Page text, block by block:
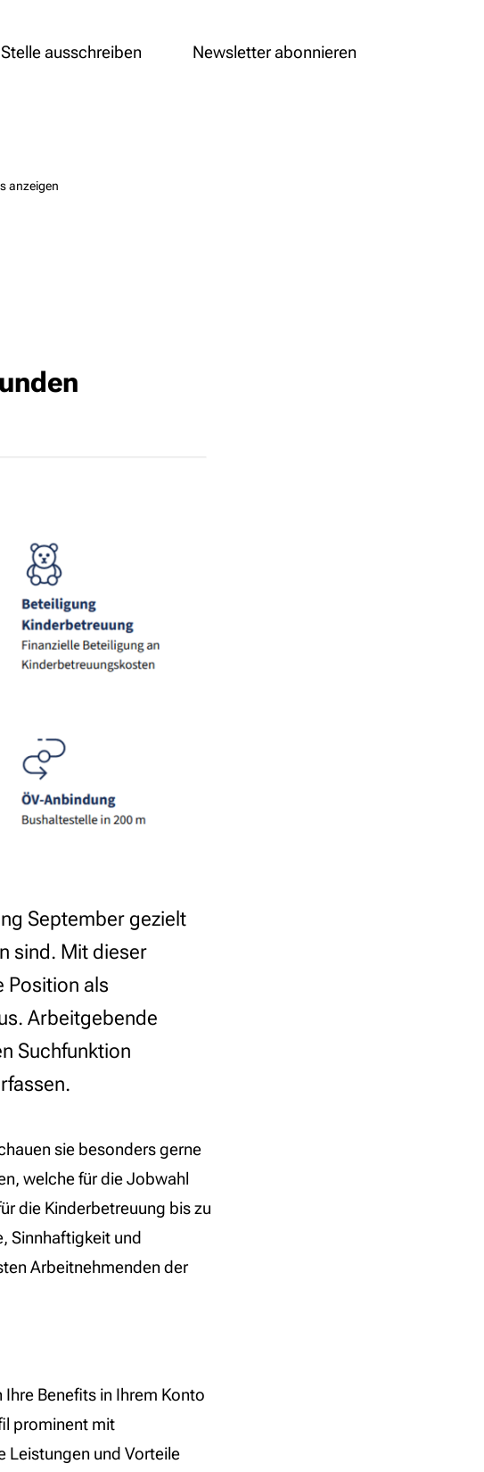
Stelle ausschreiben Newsletter abonnieren
anzeigen
September gezielt
sind. Mit dieser
Position als
Arbeitgebende
Suchfunktion
sie besonders gerne
welche für die Jobwahl
die Kinderbetreuung bis zu
Sinnhaftigkeit und
Arbeitnehmenden der
Benefits in Ihrem Konto
prominent mit
Leistungen und Vorteile